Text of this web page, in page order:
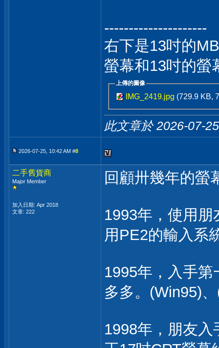
---------------------
右下是13吋的
螢幕和13吋的螢
上傳的圖像
IMG_2419.jpg (729.9 KB,
此文章於 2026-07-
2026-07-25, 10:42 AM #8
二手舊貨商
Major Member
加入日期: Apr 2018
文章: 222
回顧卅幾年的螢
1993年，使用
用PE2的輸入系
1995年，入手
多多。(Win95)
1998年，朋友